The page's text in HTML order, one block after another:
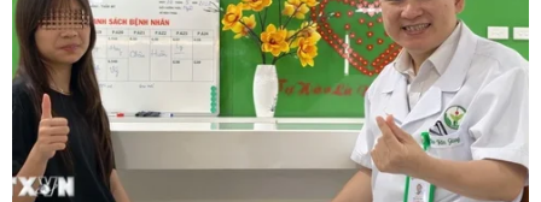
Đồng USD chạm đỉnh 1 tháng do dấu hiệu